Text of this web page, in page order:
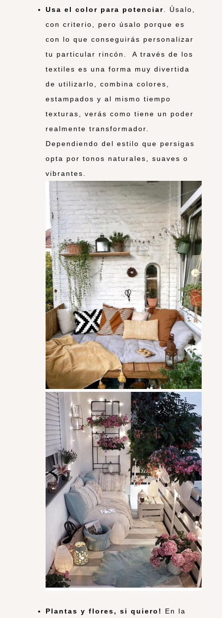
Usa el color para potenciar . Úsalo,
con criterio, pero úsalo porque es
con lo que conseguirás personalizar
tu particular rincón. A través de los
textiles es una forma muy divertida
de utilizarlo, combina colores,
estampados y al mismo tiempo
texturas, verás como tiene un poder
realmente transformador.
Dependiendo del estilo que persigas
opta por tonos naturales, suaves o
vibrantes.
Plantas y flores, si quiero! En la